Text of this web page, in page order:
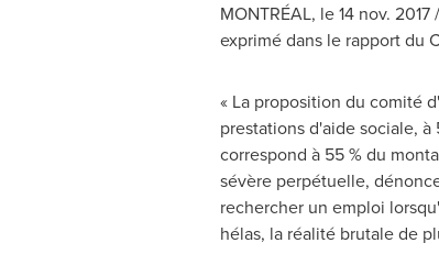
MONTRÉAL, le14 nov. 2017/
exprimé dans le rapport du
« La proposition du comité
prestations d'aide sociale,
correspond à 55 % du
sévère perpétuelle,
rechercher un emploi
hélas, la réalité brutale de